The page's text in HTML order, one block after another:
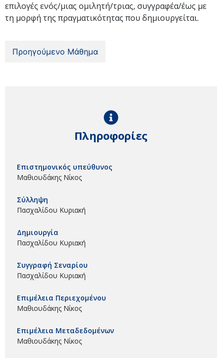
επιλογές ενός/μιας ομιλητή/τριας, συγγραφέα/έως με
τη μορφή της πραγματικότητας που δημιουργείται.
Προηγούμενο Μάθημα
Πληροφορίες
Επιστημονικός υπεύθυνος
Μαθιουδάκης Νίκος
Σύλληψη
Πασχαλίδου Κυριακή
Δημιουργία
Πασχαλίδου Κυριακή
Συγγραφή Σεναρίου
Πασχαλίδου Κυριακή
Επιμέλεια Περιεχομένου
Μαθιουδάκης Νίκος
Επιμέλεια Μεταδεδομένων
Μαθιουδάκης Νίκος